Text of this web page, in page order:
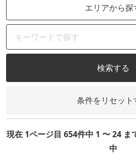
エリアから探
検索する
条件をリセット
現在 1ページ目 654件中 1 〜 24 ま
中